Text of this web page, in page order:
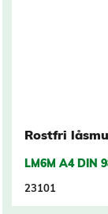
Rostfri
LM6M A4 DIN
23101